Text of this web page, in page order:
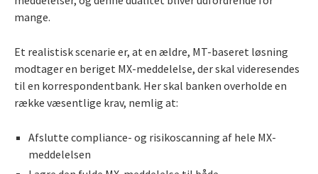
mange.
Et realistisk scenarie er, at en ældre, MT-baseret løsning
modtager en beriget MX-meddelelse, der skal videresendes
til en korrespondentbank. Her skal banken overholde en
række væsentlige krav, nemlig at:
Afslutte compliance- og risikoscanning af hele MX-
meddelelsen